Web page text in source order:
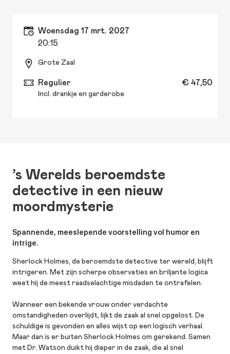
woensdag 17 mrt. 2027
20:15
Grote Zaal
Regulier € 47,50
Incl. drankje en garderobe
’s Werelds beroemdste
detective in een nieuw
moordmysterie
Spannende, meeslepende voorstelling vol humor en
intrige.
Sherlock Holmes, de beroemdste detective ter wereld, blijft
intrigeren. Met zijn scherpe observaties en briljante logica
weet hij de meest raadselachtige misdaden te ontrafelen.
Wanneer een bekende vrouw onder verdachte
omstandigheden overlijdt, lijkt de zaak al snel opgelost. De
schuldige is gevonden en alles wijst op een logisch verhaal.
Maar dan is er buiten Sherlock Holmes om gerekend. Samen
met Dr. Watson duikt hij dieper in de zaak, die al snel